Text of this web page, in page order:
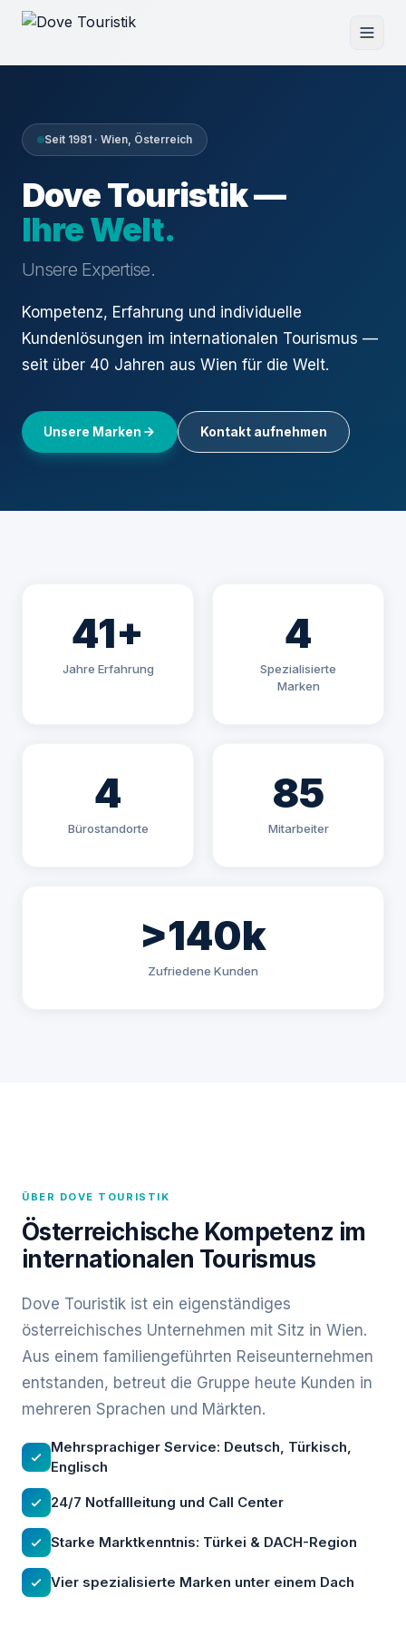
Seit 1981 · Wien, Österreich
Dove Touristik —
Ihre Welt.
Unsere Expertise.
Kompetenz, Erfahrung und individuelle
Kundenlösungen im internationalen Tourismus —
seit über 40 Jahren aus Wien für die Welt.
Unsere Marken Kontakt aufnehmen
41+
Jahre Erfahrung
4
Spezialisierte
Marken
4
Bürostandorte
85
Mitarbeiter
>140k
Zufriedene Kunden
ÜBER DOVE TOURISTIK
Österreichische Kompetenz im
internationalen Tourismus
Dove Touristik ist ein eigenständiges
österreichisches Unternehmen mit Sitz in Wien.
Aus einem familiengeführten Reiseunternehmen
entstanden, betreut die Gruppe heute Kunden in
mehreren Sprachen und Märkten.
Mehrsprachiger Service: Deutsch, Türkisch,
Englisch
24/7 Notfallleitung und Call Center
Starke Marktkenntnis: Türkei & DACH-Region
Vier spezialisierte Marken unter einem Dach